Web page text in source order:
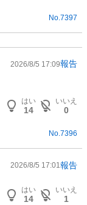
No. 7397
2026/8/5 17:09報告
はい
14
いいえ
0
No.7396
2026/8/5 17:01報告
はい
14
いいえ
1